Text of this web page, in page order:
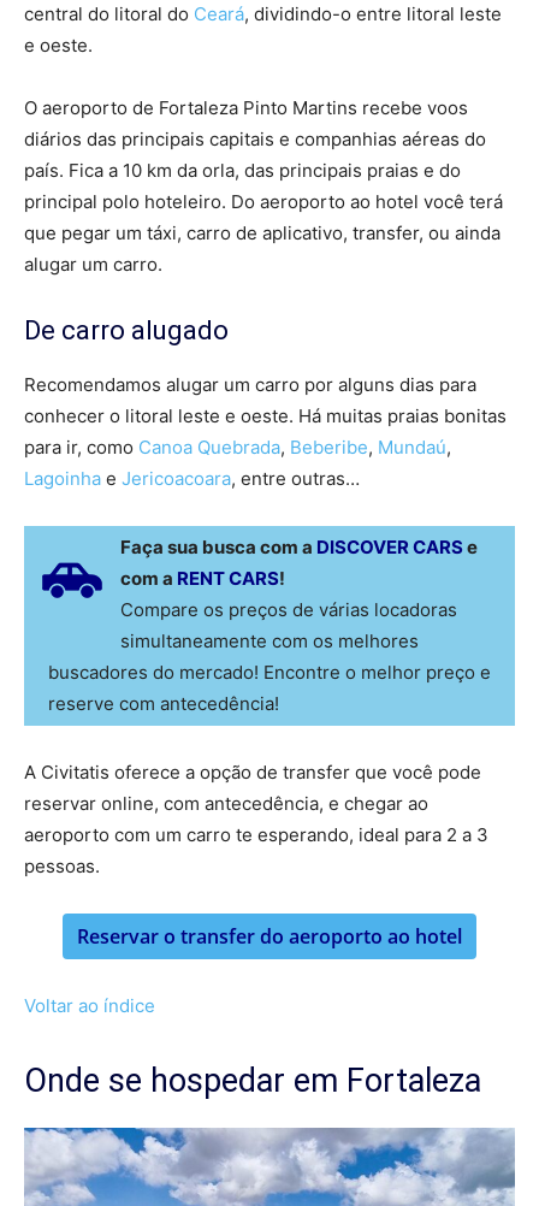
central do litoral do Ceará, dividindo-o entre litoral leste
e oeste.
O aeroporto de Fortaleza Pinto Martins recebe voos
diários das principais capitais e companhias aéreas do
país. Fica a 10 km da orla, das principais praias e do
principal polo hoteleiro. Do aeroporto ao hotel você terá
que pegar um táxi, carro de aplicativo, transfer, ou ainda
alugar um carro.
De carro alugado
Recomendamos alugar um carro por alguns dias para
conhecer o litoral leste e oeste. Há muitas praias bonitas
para ir, como Canoa Quebrada, Beberibe, Mundaú,
Lagoinha e Jericoacoara, entre outras…
Faça sua busca com a DISCOVER CARSe
com a RENT CARS!
Compare os preços de várias locadoras
simultaneamente com os melhores
buscadores do mercado! Encontre o melhor preço e
reserve com antecedência!
A Civitatis oferece a opção de transfer que você pode
reservar online, com antecedência, e chegar ao
aeroporto com um carro te esperando, ideal para 2 a 3
pessoas.
Reservar o transfer do aeroporto ao hotel
Voltar ao índice
Onde se hospedar em Fortaleza